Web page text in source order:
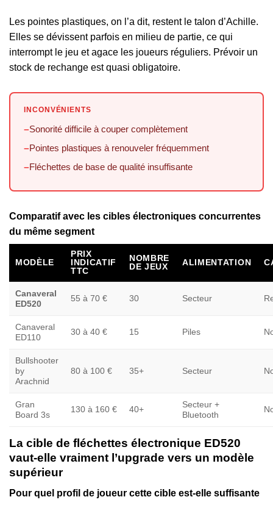
Les pointes plastiques, on l’a dit, restent le talon d’Achille.
Elles se dévissent parfois en milieu de partie, ce qui
interrompt le jeu et agace les joueurs réguliers. Prévoir un
stock de rechange est quasi obligatoire.
INCONVÉNIENTS
−Sonorité difficile à couper complètement
−Pointes plastiques à renouveler fréquemment
−Fléchettes de base de qualité insuffisante
Comparatif avec les cibles électroniques concurrentes
du même segment
MODÈLE
PRIX
INDICATIF
TTC
NOMBRE
DE JEUX
ALIMENTATION
Canaveral
ED520
55 à 70 € 30 Secteur
Canaveral
ED110
30 à 40 € 15 Piles
Bullshooter
by
Arachnid
80 à 100 € 35+ Secteur
Gran
Board 3s
130 à 160 € 40+
Secteur +
Bluetooth
La cible de fléchettes électronique ED520
vaut-elle vraiment l’upgrade vers un modèle
supérieur
Pour quel profil de joueur cette cible est-elle suffisante